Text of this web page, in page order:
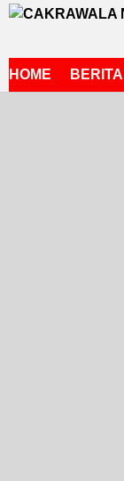
Lewati
HOME